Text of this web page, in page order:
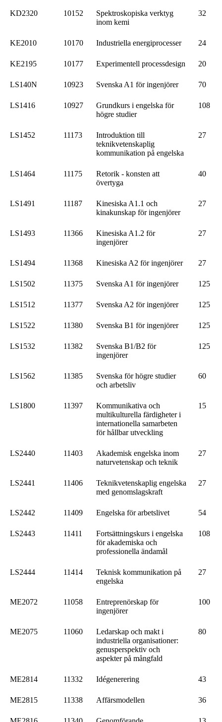
KD2320 10152
Spektroskopiska verktyg
inom kemi
32
KE2010 10170 Industriella energiprocesser 24
KE2195 10177 Experimentell processdesign 20
LS140N 10923 Svenska A1 för ingenjörer 70
LS1416 10927
Grundkurs i engelska för
högre studier
108
LS1452 11173
Introduktion till
teknikvetenskaplig
kommunikation på engelska
27
LS1464 11175
Retorik - konsten att
övertyga
40
LS1491 11187
Kinesiska A1.1 och
kinakunskap för ingenjörer
27
LS1493 11366
Kinesiska A1.2 för
ingenjörer
27
LS1494 11368 Kinesiska A2 för ingenjörer 27
LS1502 11375 Svenska A1 för ingenjörer 125
LS1512 11377 Svenska A2 för ingenjörer 125
LS1522 11380 Svenska B1 för ingenjörer 125
LS1532 11382
Svenska B1/B2 för
ingenjörer
125
LS1562 11385
Svenska för högre studier
och arbetsliv
60
LS1800 11397
Kommunikativa och
multikulturella färdigheter i
internationella samarbeten
för hållbar utveckling
15
LS2440 11403
Akademisk engelska inom
naturvetenskap och teknik
27
LS2441 11406
Teknikvetenskaplig engelska
med genomslagskraft
27
LS2442 11409 Engelska för arbetslivet 54
LS2443 11411
Fortsättningskurs i engelska
för akademiska och
professionella ändamål
108
LS2444 11414
Teknisk kommunikation på
engelska
27
ME2072 11058
Entreprenörskap för
ingenjörer
100
ME2075 11060
Ledarskap och makt i
industriella organisationer:
genusperspektiv och
aspekter på mångfald
80
ME2814 11332 Idégenerering 43
ME2815 11338 Affärsmodellen 36